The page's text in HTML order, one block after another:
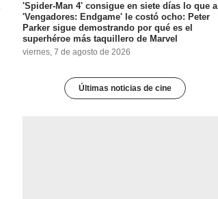
'Spider-Man 4' consigue en siete días lo que a
'Vengadores: Endgame' le costó ocho: Peter
Parker sigue demostrando por qué es el
superhéroe más taquillero de Marvel
viernes, 7 de agosto de 2026
Últimas noticias de cine